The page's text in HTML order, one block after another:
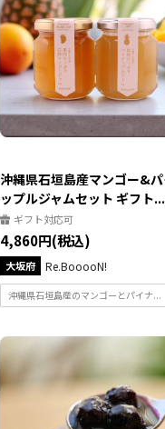
沖縄県石垣島産マンゴー&
ップルジャムセット ギフト...
ギフト対応可
4,860円(税込)
大坂府 Re.BooooN!
沖縄県石垣島産のマンゴーとパイナ...